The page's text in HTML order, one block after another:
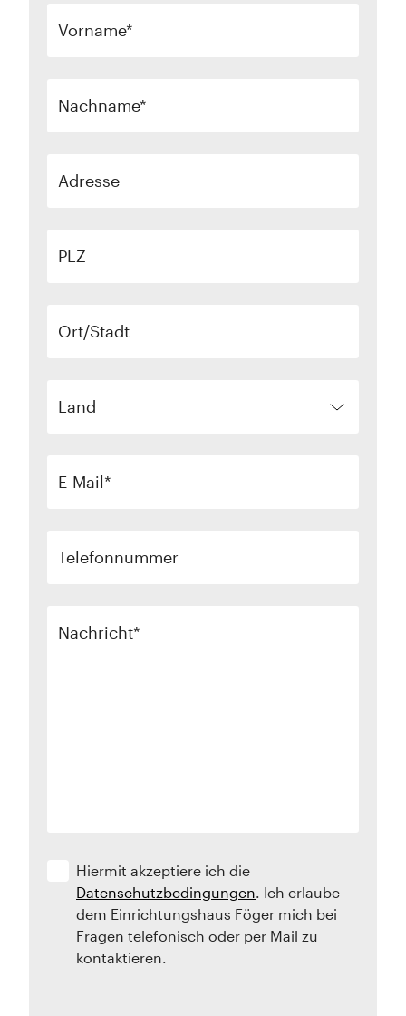
Vorname
Nachname
Adresse
PLZ
Ort/Stadt
Land
E-Mail
Telefonnummer
Nachricht
Hiermit akzeptiere ich die
Datenschutzbedingungen. Ich erlaube
dem Einrichtungshaus Föger mich bei
Fragen telefonisch oder per Mail zu
kontaktieren.